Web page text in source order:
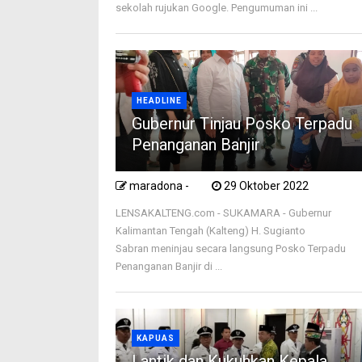
sekolah rujukan Google. Pengumuman ini ...
HEADLINE
Gubernur Tinjau Posko Terpadu
Penanganan Banjir
maradona - 29 Oktober 2022
LENSAKALTENG.com - SUKAMARA - Gubernur
Kalimantan Tengah (Kalteng) H. Sugianto
Sabran meninjau secara langsung Posko Terpadu
Penanganan Banjir di ...
KAPUAS